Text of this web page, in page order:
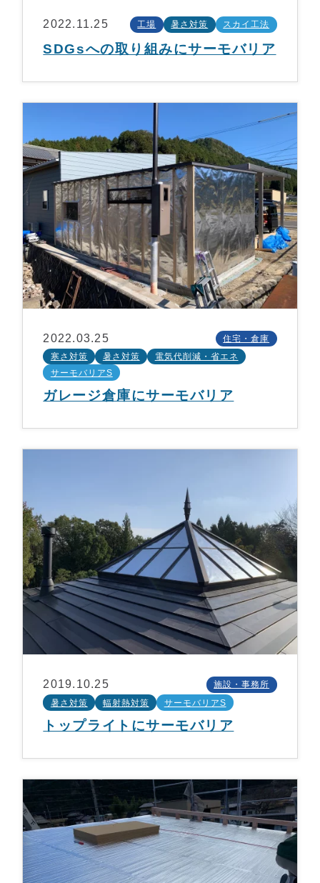
2022.11.25 工場 暑さ対策 スカイ工法
SDGsへの取り組みにサーモバリア
2022.03.25
住宅・倉庫
寒さ対策
暑さ対策
電気代削減・省エネ
サーモバリアS
ガレージ倉庫にサーモバリア
2019.10.25
施設・事務所
暑さ対策
輻射熱対策 サーモバリアS
トップライトにサーモバリア